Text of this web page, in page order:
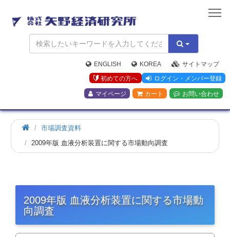
矢
野
経
済
研
究
所
ENGLISH KOREA
サイトマップ
初めての方へ
ログイン・メンバー登録
マイページ カート お問い合わせ
市場調査資料
2009年版 血液分析装置に関する市場動向調査
2009年版 血液分析装置に関する市場動
向調査